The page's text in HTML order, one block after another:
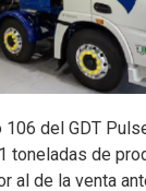
106 del GDT
toneladas de
al de la venta